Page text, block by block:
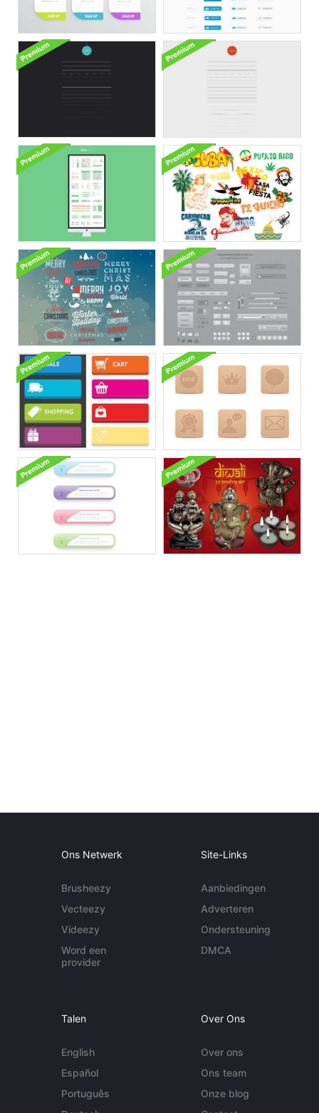
Ons Netwerk
Brusheezy
Vecteezy
Videezy
Word een
provider
Site-Links
Aanbiedingen
Adverteren
Ondersteuning
DMCA
Talen
English
Español
Português
Over Ons
Over ons
Ons team
Onze blog